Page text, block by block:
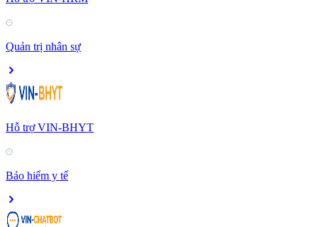
Quản trị nhân sự
Hỗ trợ VIN-BHYT
Bảo hiểm y tế